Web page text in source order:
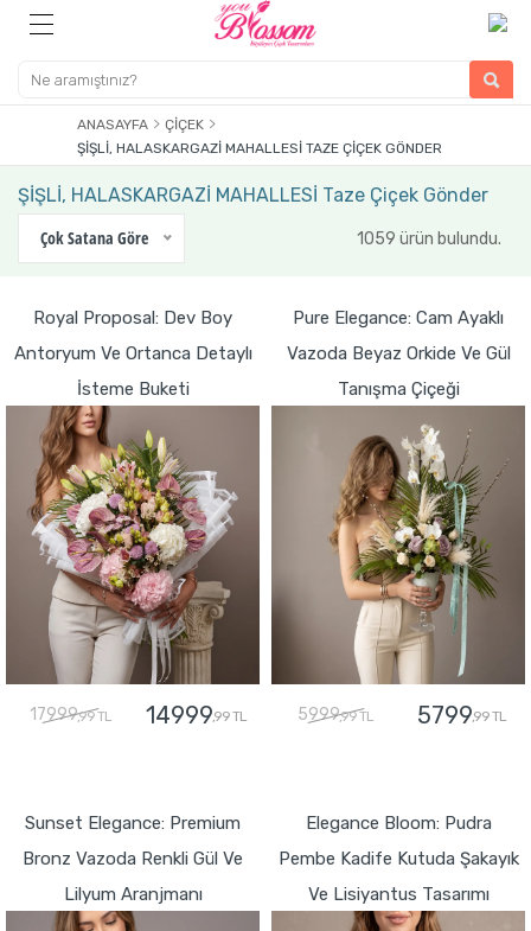
ANASAYFA
ÇIÇEK
ŞİŞLİ, HALASKARGAZİ MAHALLESİ TAZE ÇIÇEK GÖNDER
ŞİŞLİ, HALASKARGAZİ MAHALLESİ Taze Çiçek Gönder
Çok Satana Göre
1059 ürün bulundu.
Royal Proposal: Dev Boy
Antoryum Ve Ortanca Detaylı
İsteme Buketi
17999,99 TL 14999,99 TL
Pure Elegance: Cam Ayaklı
Vazoda Beyaz Orkide Ve Gül
Tanışma Çiçeği
5999,99 TL 5799,99 TL
Sunset Elegance: Premium
Bronz Vazoda Renkli Gül Ve
Lilyum Aranjmanı
Elegance Bloom: Pudra
Pembe Kadife Kutuda Şakayık
Ve Lisiyantus Tasarımı